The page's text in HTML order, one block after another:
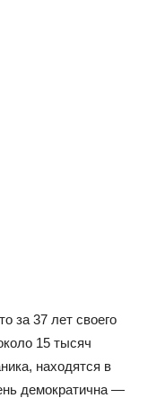
за 37 лет своего
15 тысяч
находятся в
демократична —